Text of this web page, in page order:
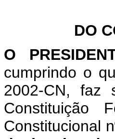
DO
O
cumprindo o
2002-CN,
Constituição
Constitucional